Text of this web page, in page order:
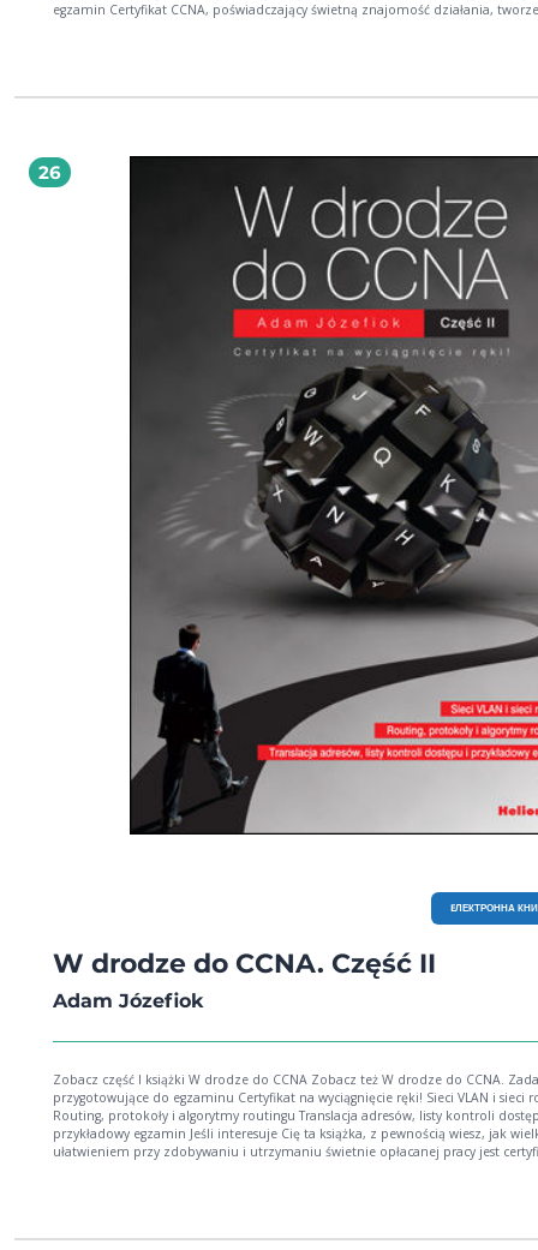
egzamin Certyfikat CCNA, poświadczający świetną znajomość działania, tworzenia i
Wbrew pozorom dziedzina sieci komputerowych nie należy do tajemnych —
prezentuje wszystkie zagadnienia związane z sieciami komputerowymi — na
poziomie pozwalającym przygotować się do egzaminu ICND1. Znajdziesz w
tworzenia, działania i modeli sieci komputerowych, kwestie związane z
mediami sieciowymi, routerami, a także sieciami Ethernet, WAN i
Na końcu rozdziałów znajdują się ćwiczenia do wykonania, tematycznie
ich treścią. Oprócz tego podręcznik zawiera informacje o wymaganiach
egzaminacyjnych na poziomie ICND1, przykładowy test oraz słownik pojęć
związanych z sieciami komputerowymi. Certyfikacja Cisco Podstawy i działanie sieci
komputerowych Modele sieci komputerowych Adresacja w sieciach
Sieć Ethernet i media sieciowe Oprogramowanie IOS i przełączniki Cisco
sieci WAN i sieci bezprzewodowe Routing i praca z routerami Poznawanie
sieci Przykładowy egzamin Słownik pojęć z wyjaśnieniami Zostań specem od sieci
26
EЛЕКТРОННА
W drodze do CCNA. Część II
Adam Józefiok
Zobacz część I książki W drodze do CCNA Zobacz też W drodze do CCNA.
przygotowujące do egzaminu Certyfikat na wyciągnięcie ręki! Sieci VLAN i sieci rozległe
Routing, protokoły i algorytmy routingu Translacja adresów, listy kontroli dostępu i
przykładowy egzamin Jeśli interesuje Cię ta książka, z pewnością wiesz, jak wielkim
ułatwieniem przy zdobywaniu i utrzymaniu świetnie opłacanej pracy jest
bezawaryjne sieci, dostosowane do indywidualnych potrzeb ich użytkowników.